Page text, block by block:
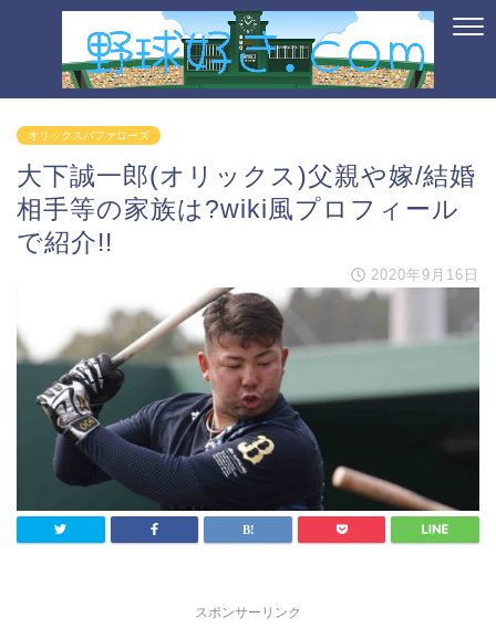
オリックスバファローズ
大下誠一郎(オリックス)父親や嫁/結婚
相手等の家族は?wiki風プロフィール
で紹介!!
2020年9月16日
スポンサーリンク